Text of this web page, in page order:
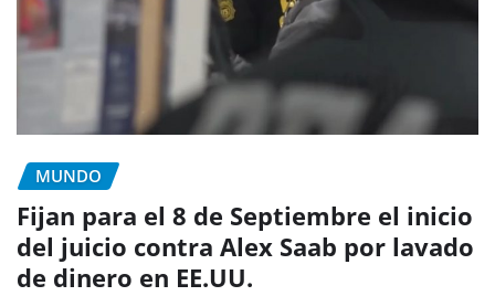
MUNDO
Fijan para el 8 de Septiembre el inicio
del juicio contra Alex Saab por lavado
de dinero en EE.UU.